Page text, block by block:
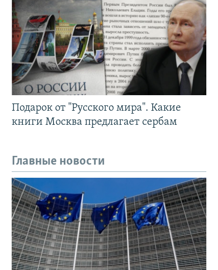
Подарок от "Русского мира". Какие
книги Москва предлагает сербам
Главные новости